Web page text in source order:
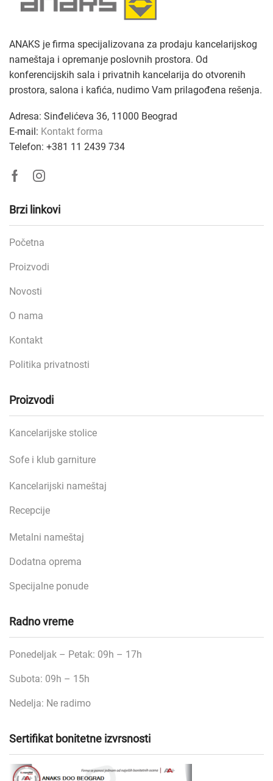
ANAKS je firma specijalizovana za prodaju kancelarijskog
nameštaja i opremanje poslovnih prostora. Od
konferencijskih sala i privatnih kancelarija do otvorenih
prostora, salona i kafića, nudimo Vam prilagođena rešenja.
Adresa: Sinđelićeva 36, 11000 Beograd
E-mail: Kontakt forma
Telefon: +381 11 2439 734
FacebookInstagram
Brzi linkovi
Početna
Proizvodi
Novosti
O nama
Kontakt
Politika privatnosti
Proizvodi
Kancelarijske stolice
Sofe i klub garniture
Kancelarijski nameštaj
Recepcije
Metalni nameštaj
Dodatna oprema
Specijalne ponude
Radno vreme
Ponedeljak – Petak: 09h – 17h
Subota: 09h – 15h
Nedelja: Ne radimo
Sertifikat bonitetne izvrsnosti